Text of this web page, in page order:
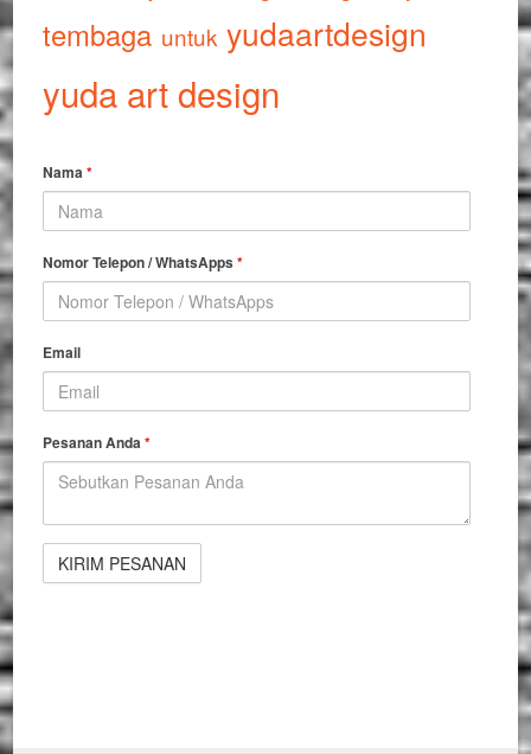
tembaga untuk yudaartdesign
yuda art design
Nama*
Nomor Telepon / WhatsApps*
Email
Pesanan Anda*